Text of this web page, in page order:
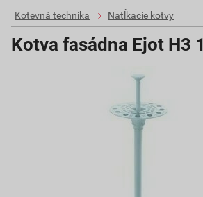
Kotevná technika
Natĺkacie kotvy
Kotva fasádna Ejot H3